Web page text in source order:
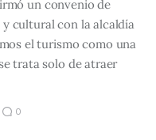
un convenio de
cultural con la alcaldía
el turismo como una
trata solo de atraer
0